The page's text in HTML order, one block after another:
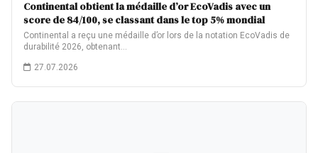
Continental obtient la médaille d’or EcoVadis avec un
score de 84/100, se classant dans le top 5% mondial
Continental a reçu une médaille d’or lors de la notation EcoVadis de
durabilité 2026, obtenant…
27.07.2026